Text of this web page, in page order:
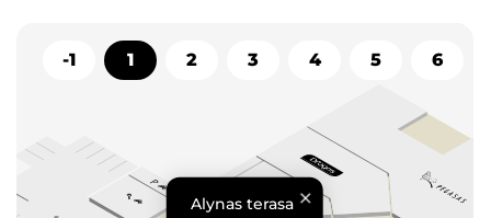
Alynas terasa
6
5
4
3
2
1
-1